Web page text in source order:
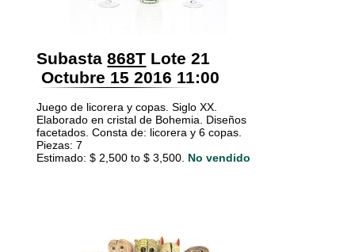
Subasta 868T Lote 21
Octubre 15 2016 11:00
Juego de licorera y copas. Siglo XX.
Elaborado en cristal de Bohemia. Diseños
facetados. Consta de: licorera y 6 copas.
Piezas: 7
Estimado: $ 2,500 to $ 3,500. No vendido